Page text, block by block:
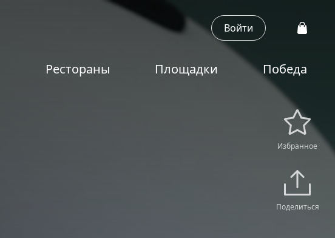
Войти
Рестораны Площадки Победа
Избранное
Поделиться